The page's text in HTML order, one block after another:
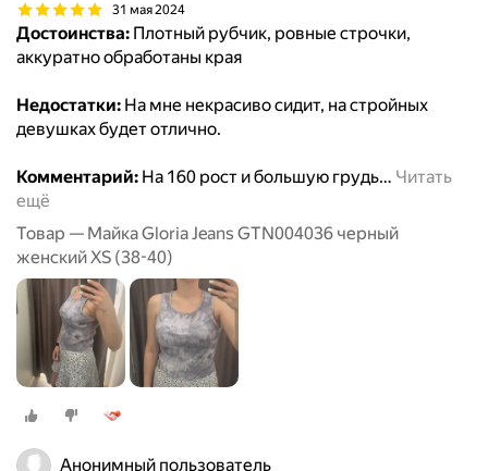
31 мая 2024
Достоинства: Плотный рубчик, ровные строчки,
аккуратно обработаны края
Недостатки: На мне некрасиво сидит, на стройных
девушках будет отлично.
Комментарий: На 160 рост и большую грудь… Читать
ещё
Товар — Майка Gloria Jeans GTN004036 черный
женский XS (38-40)
Анонимный пользователь